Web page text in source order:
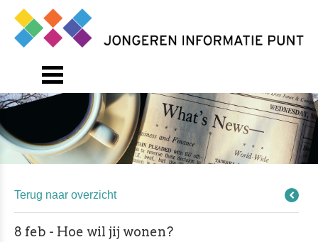
Terug naar overzicht
8 feb - Hoe wil jij wonen?